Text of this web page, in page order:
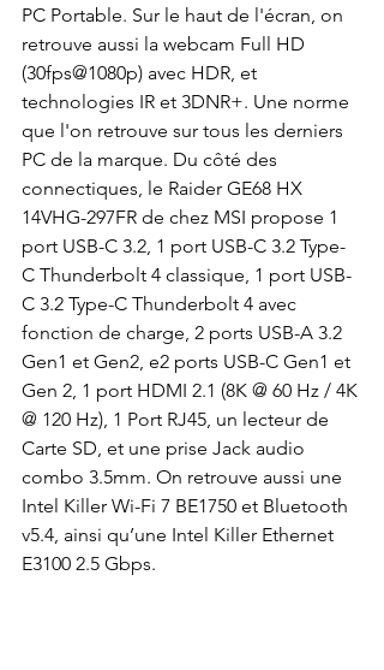
PC Portable. Sur le haut de l'écran, on
retrouve aussi la webcam Full HD
(30fps@1080p) avec HDR, et
technologies IR et 3DNR+. Une norme
que l'on retrouve sur tous les derniers
PC de la marque. Du côté des
connectiques, le Raider GE68 HX
14VHG-297FR de chez MSI propose 1
port USB-C 3.2, 1 port USB-C 3.2 Type-
C Thunderbolt 4 classique, 1 port USB-
C 3.2 Type-C Thunderbolt 4 avec
fonction de charge, 2 ports USB-A 3.2
Gen1 et Gen2, e2 ports USB-C Gen1 et
Gen 2, 1 port HDMI 2.1 (8K @ 60 Hz / 4K
@ 120 Hz), 1 Port RJ45, un lecteur de
Carte SD, et une prise Jack audio
combo 3.5mm. On retrouve aussi une
Intel Killer Wi-Fi 7 BE1750 et Bluetooth
v5.4, ainsi qu’une Intel Killer Ethernet
E3100 2.5 Gbps.